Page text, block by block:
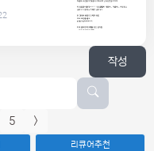
작성
5 >
리큐어추천